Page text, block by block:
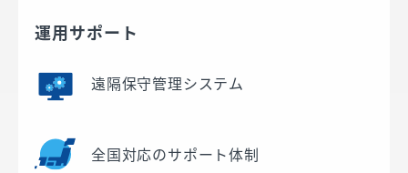
運用サポート
遠隔保守管理システム
全国対応のサポート体制